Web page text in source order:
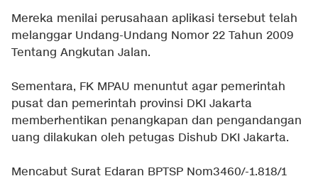
Mereka menilai perusahaan aplikasi tersebut telah
melanggar Undang-Undang Nomor 22 Tahun 2009
Tentang Angkutan Jalan.
Sementara, FK MPAU menuntut agar pemerintah
pusat dan pemerintah provinsi DKI Jakarta
memberhentikan penangkapan dan pengandangan
uang dilakukan oleh petugas Dishub DKI Jakarta.
Mencabut Surat Edaran BPTSP Nom3460/-1.818/1